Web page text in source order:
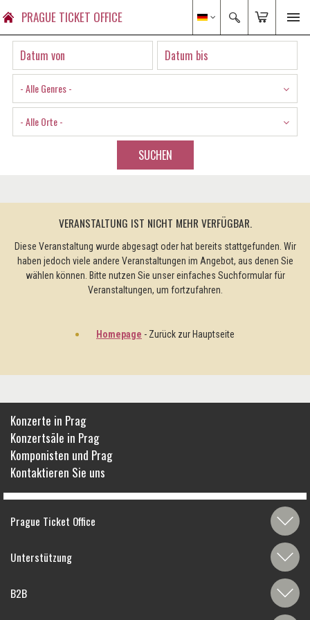
PRAGUE TICKET OFFICE
- Alle Genres -
- Alle Orte -
SUCHEN
VERANSTALTUNG IST NICHT MEHR VERFÜGBAR.
Diese Veranstaltung wurde abgesagt oder hat bereits stattgefunden. Wir
haben jedoch viele andere Veranstaltungen im Angebot, aus denen Sie
wählen können. Bitte nutzen Sie unser einfaches Suchformular für
Veranstaltungen, um fortzufahren.
Homepage - Zurück zur Hauptseite
Konzerte in Prag
Konzertsäle in Prag
Komponisten und Prag
Kontaktieren Sie uns
Prague Ticket Office
Unterstützung
B2B